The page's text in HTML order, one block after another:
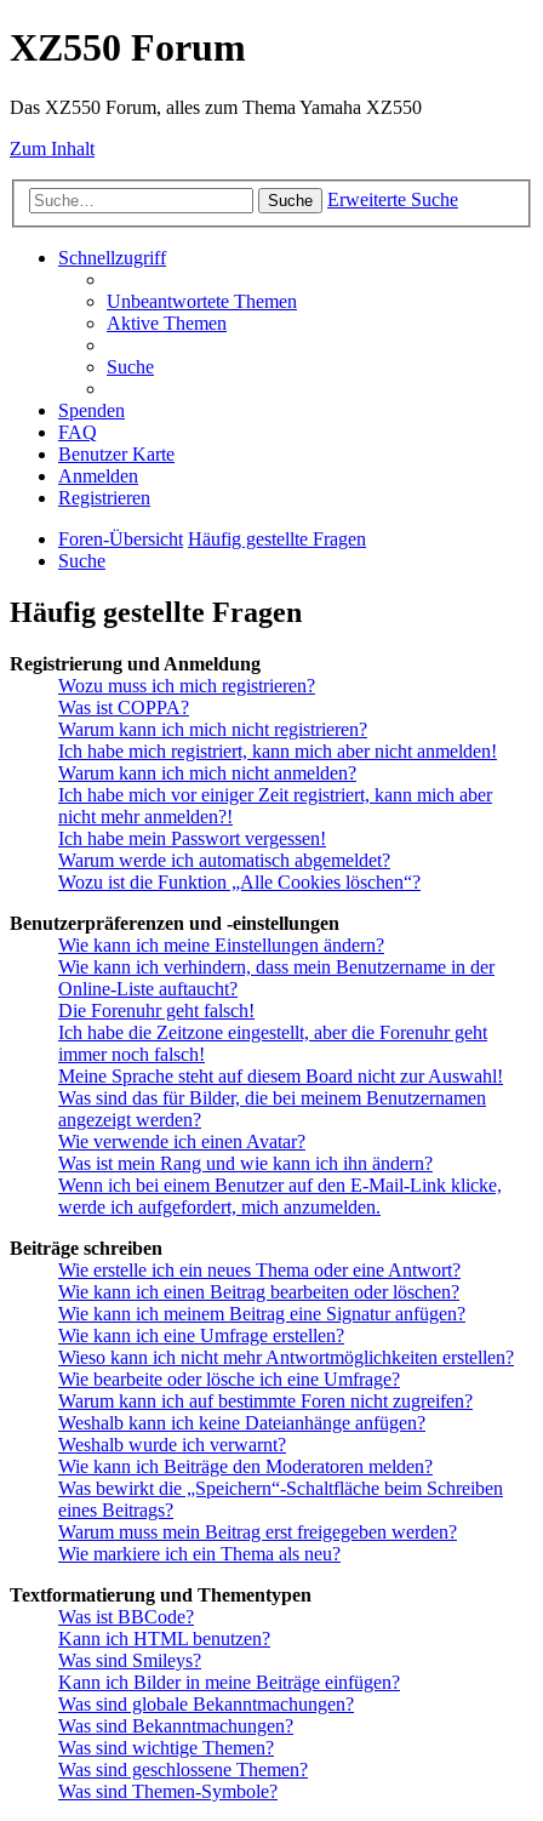
XZ550 Forum
Das XZ550 Forum, alles zum Thema Yamaha XZ550
Zum Inhalt
Suche Erweiterte Suche
Schnellzugriff
Unbeantwortete Themen
Aktive Themen
Suche
Spenden
FAQ
Benutzer Karte
Anmelden
Registrieren
Foren-Übersicht Häufig gestellte Fragen
Suche
Häufig gestellte Fragen
Registrierung und Anmeldung
Wozu muss ich mich registrieren?
Was ist COPPA?
Warum kann ich mich nicht registrieren?
Ich habe mich registriert, kann mich aber nicht anmelden!
Warum kann ich mich nicht anmelden?
Ich habe mich vor einiger Zeit registriert, kann mich aber
nicht mehr anmelden?!
Ich habe mein Passwort vergessen!
Warum werde ich automatisch abgemeldet?
Wozu ist die Funktion „Alle Cookies löschen“?
Benutzerpräferenzen und -einstellungen
Wie kann ich meine Einstellungen ändern?
Wie kann ich verhindern, dass mein Benutzername in der
Online-Liste auftaucht?
Die Forenuhr geht falsch!
Ich habe die Zeitzone eingestellt, aber die Forenuhr geht
immer noch falsch!
Meine Sprache steht auf diesem Board nicht zur Auswahl!
Was sind das für Bilder, die bei meinem Benutzernamen
angezeigt werden?
Wie verwende ich einen Avatar?
Was ist mein Rang und wie kann ich ihn ändern?
Wenn ich bei einem Benutzer auf den E-Mail-Link klicke,
werde ich aufgefordert, mich anzumelden.
Beiträge schreiben
Wie erstelle ich ein neues Thema oder eine Antwort?
Wie kann ich einen Beitrag bearbeiten oder löschen?
Wie kann ich meinem Beitrag eine Signatur anfügen?
Wie kann ich eine Umfrage erstellen?
Wieso kann ich nicht mehr Antwortmöglichkeiten erstellen?
Wie bearbeite oder lösche ich eine Umfrage?
Warum kann ich auf bestimmte Foren nicht zugreifen?
Weshalb kann ich keine Dateianhänge anfügen?
Weshalb wurde ich verwarnt?
Wie kann ich Beiträge den Moderatoren melden?
Was bewirkt die „Speichern“-Schaltfläche beim Schreiben
eines Beitrags?
Warum muss mein Beitrag erst freigegeben werden?
Wie markiere ich ein Thema als neu?
Textformatierung und Thementypen
Was ist BBCode?
Kann ich HTML benutzen?
Was sind Smileys?
Kann ich Bilder in meine Beiträge einfügen?
Was sind globale Bekanntmachungen?
Was sind Bekanntmachungen?
Was sind wichtige Themen?
Was sind geschlossene Themen?
Was sind Themen-Symbole?